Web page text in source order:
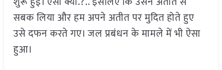
सबक लिया और हम अपने अतीत पर मुदित होते हुए
उसे दफन करते गए। जल प्रबंधन के मामले में भी ऐसा
हुआ।